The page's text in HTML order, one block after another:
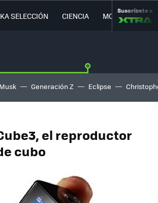
SELECCIÓN CIENCIA MOVILIDAD
Suscríbete a
Generación Z Eclipse
el reproductor
cubo